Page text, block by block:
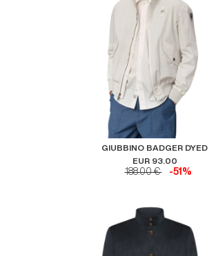
GIUBBINO BADGER DYED
EUR 93.00
188.00 € -51%